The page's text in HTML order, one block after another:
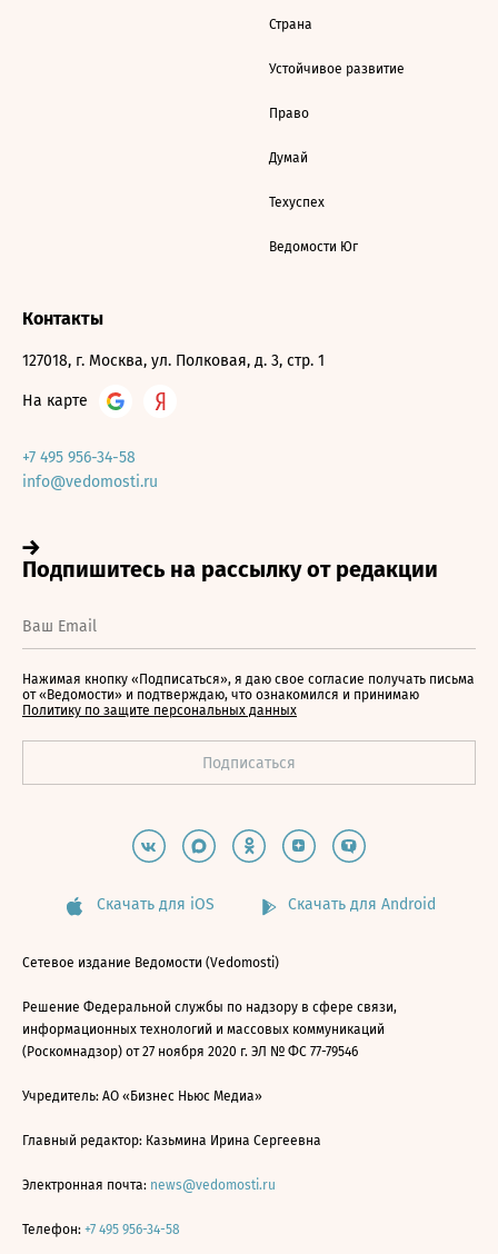
Страна
Устойчивое развитие
Право
Думай
Техуспех
Ведомости Юг
Контакты
127018, г. Москва, ул. Полковая, д. 3, стр. 1
На карте
+7 495 956-34-58
info@vedomosti.ru
Нажимая кнопку «Подписаться», я даю свое согласие получать письма
от «Ведомости» и подтверждаю, что ознакомился и принимаю
Политику по защите персональных данных
Скачать для iOS Скачать для Android
Сетевое издание Ведомости (Vedomosti)
Решение Федеральной службы по надзору в сфере связи,
информационных технологий и массовых коммуникаций
(Роскомнадзор) от 27 ноября 2020 г. ЭЛ № ФС 77-79546
Учредитель: АО «Бизнес Ньюс Медиа»
Главный редактор: Казьмина Ирина Сергеевна
Электронная почта: news@vedomosti.ru
Телефон: +7 495 956-34-58